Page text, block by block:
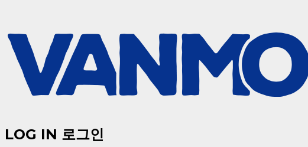
LOG IN 로그인